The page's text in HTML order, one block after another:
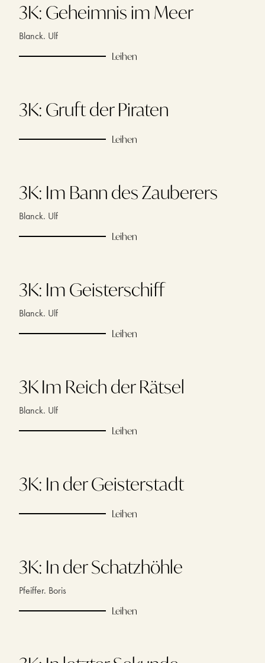
3K: Geheimnis im Meer
Blanck. Ulf
Leihen
3K: Gruft der Piraten
Leihen
3K: Im Bann des Zauberers
Blanck. Ulf
Leihen
3K: Im Geisterschiff
Blanck. Ulf
Leihen
3K Im Reich der Rätsel
Blanck. Ulf
Leihen
3K: In der Geisterstadt
Leihen
3K: In der Schatzhöhle
Pfeiffer. Boris
Leihen